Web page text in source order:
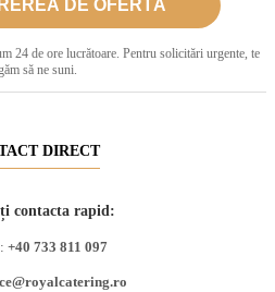
24 de ore lucrătoare. Pentru solicitări urgente, te
să ne suni.
DIRECT
contacta rapid:
+40 733 811 097